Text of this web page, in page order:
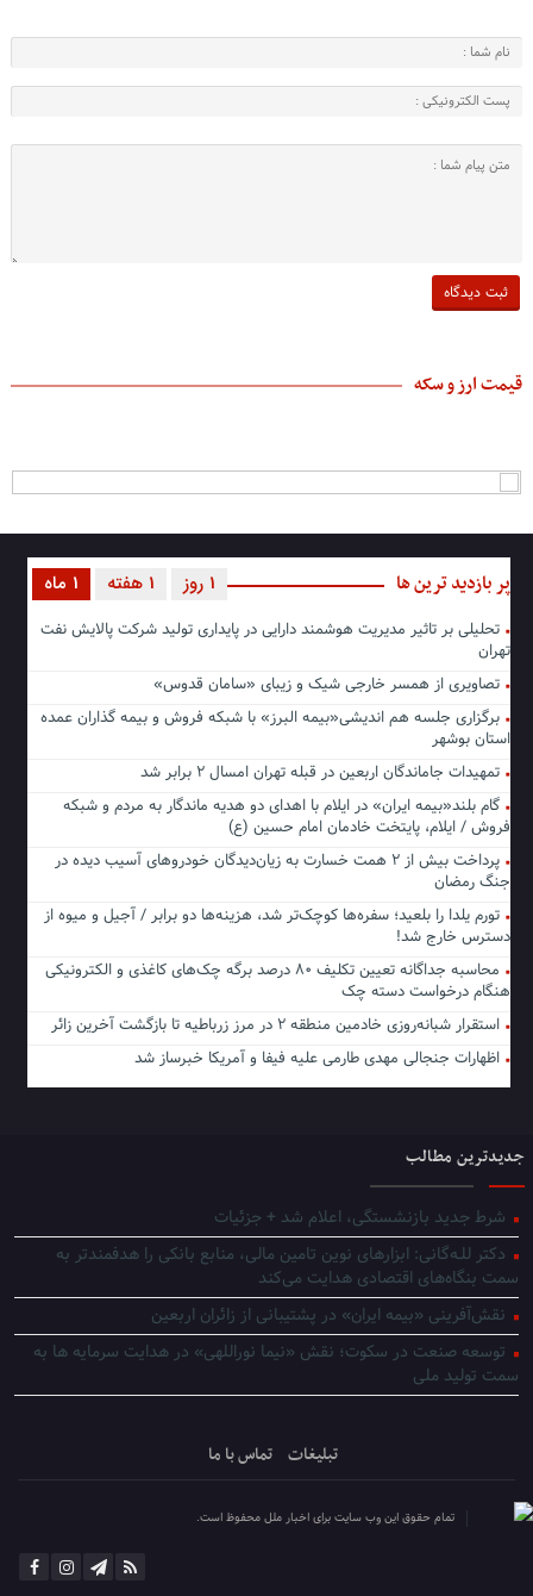
قیمت ارز و سکه
پر بازدید ترین ها 1 ماه 1 هفته 1 روز
تحلیلی بر تاثیر مدیریت هوشمند دارایی در پایداری تولید شرکت پالایش نفت
تهران
تصاویری از همسر خارجی شیک و زیبای «سامان قدوس»
برگزاری جلسه هم اندیشی«بیمه البرز» با شبکه فروش و بیمه گذاران عمده
استان بوشهر
تمهیدات جاماندگان اربعین در قبله تهران امسال ۲ برابر شد
گام بلند«بیمه ایران» در ایلام با اهدای دو هدیه ماندگار به مردم و شبکه
فروش / ایلام، پایتخت خادمان امام حسین (ع)
پرداخت بیش از ۲ همت خسارت به زیان‌دیدگان خودروهای آسیب دیده در
جنگ رمضان
تورم یلدا را بلعید؛ سفره‌ها کوچک‌تر شد، هزینه‌ها دو برابر / آجیل و میوه از
دسترس خارج شد!
محاسبه جداگانه تعیین تکلیف ۸۰ درصد برگه چک‌های کاغذی و الکترونیکی
هنگام درخواست دسته چک
استقرار شبانه‌روزی خادمین منطقه ۲ در مرز زرباطیه تا بازگشت آخرین زائر
اظهارات جنجالی مهدی طارمی علیه فیفا و آمریکا خبرساز شد
جدیدترین مطالب
شرط جدید بازنشستگی، اعلام شد + جزئیات
دکتر للـه‌گانی: ابزارهای نوین تامین مالی، منابع بانکی را هدفمندتر به
سمت بنگاه‌های اقتصادی هدایت می‌کند
نقش‌آفرینی «بیمه ایران» در پشتیبانی از زائران اربعین
توسعه صنعت در سکوت؛ نقش «نیما نوراللهی» در هدایت سرمایه ها به
سمت تولید ملی
تبلیغات تماس با ما
تمام حقوق این وب سایت برای اخبار ملل محفوظ است.